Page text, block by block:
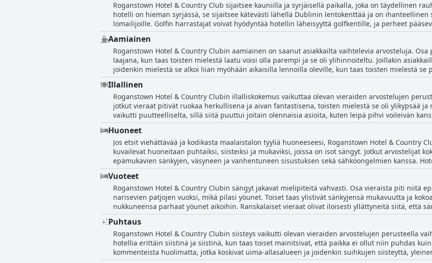
Roganstown Hotel & Country Club sijaitsee kauniilla ja syrjäisellä paikalla, joka on täydellinen
hotelli on hieman syrjässä, se sijaitsee kätevästi lähellä Dublinin lentokenttää ja on ihanteellinen
lomailijoille. Golfin harrastajat voivat hyödyntää hotellin läheisyyttä golfkentille, ja perheet
eläintarhaan. Sijainti on myös loistava niille, jotka haluavat tutustua Dubliniin, sillä kaupungin
ajomatkan päässä. Vieraiden on kuitenkin hyvä huomata, että hotellin löytäminen voi olla hieman
järjestelmät saattavat vaatia Eircode-postinumeron. Kaiken kaikkiaan Roganstown Hotel &
jotka etsivät kätevää sijaintia lähellä lentokenttää, mutta silti luonnonkauniiden maisemien
Aamiainen
Roganstown Hotel & Country Clubin aamiainen on saanut asiakkailta vaihtelevia arvosteluja.
laajana, kun taas toisten mielestä laatu voisi olla parempi ja se oli ylihinnoiteltu. Joillakin
joidenkin mielestä se alkoi liian myöhään aikaisilla lennoilla oleville, kun taas toisten mielestä se
jotka nauttivat aamiaisesta, kehuivat ruoan olevan poikkeuksellista ja täydellisesti valmistettua.
arvosteluja; jotkut asiakkaat kehuivat heidän ystävällisyyttään ja avuliaisuuttaan, kun taas toiset
pakkaamassa tavaroitaan asiakkaiden vielä syödessä. Loppujen lopuksi, vaikka Roganstown
hyviä ja huonoja puolia, illallinen sai erinomaisia arvosteluja.
Illallinen
Roganstown Hotel & Country Clubin illalliskokemus vaikuttaa olevan vieraiden arvostelujen
jotkut vieraat pitivät ruokaa herkullisena ja aivan fantastisena, toisten mielestä se oli ylikypsää ja
vaikutti puutteelliselta, sillä siitä puuttui joitain olennaisia asioita, kuten leipä pihvi voileivän
auki, ja joidenkin vieraiden piti syödä sen sijaan lounge-/baarialueella. Kuitenkin ne, joilla oli
ravintolan/baarin upeaa tunnelmaa sekä ystävällistä ja avuliasta henkilökuntaa. Vaikka illallinen
ateria korvasivat sen. Kaiken kaikkiaan Roganstown Hotel & Country Club näyttää tarjoavan
illalliskokemuksen.
Huoneet
Jos etsit viehättävää ja kodikasta maalaistalon tyyliä huoneeseesi, Roganstown Hotel & Country
kuvailevat huoneitaan puhtaiksi, siisteiksi ja mukaviksi, joissa on isot sängyt. Jotkut arvostelijat
epämukavien sänkyjen, väsyneen ja vanhentuneen sisustuksen sekä sähköongelmien kanssa.
perusteellisesta siivouksesta, jotta voitaisiin puuttua ongelmiin, kuten mustaan homeeseen
upeat näkymät ja ne ovat tilavia ja rauhallisia, toiset ovat kylmiä, niissä on pienet televisiot tai
seinät. Jotkut vieraat huomauttivat myös ilmastoinnin ja peittojen puutteesta. Kaiken kaikkiaan
toiset ovat yksinkertaisempia ja vanhanaikaisempia. Jos olet tarkka, kannattaa ehkä pyytää
varmistaaksesi nautinnollisemman oleskelun.
Vuoteet
Roganstown Hotel & Country Clubin sängyt jakavat mielipiteitä vahvasti. Osa vieraista piti niitä
narisevien patjojen vuoksi, mikä pilasi yöunet. Toiset taas ylistivät sänkyjensä mukavuutta ja
nukkuneensa parhaat yöunet aikoihin. Ranskalaiset vieraat olivat iloisesti yllättyneitä siitä, että
tavalliset mittansa. Jotkut kuitenkin pitivät sänkyjä pieninä ja päivityksen tarpeessa olevina.
vaikuttaa olevan epätasaista. Jotkut vieraat kokivat huoneet mukaviksi ja siisteiksi, ja rauhallinen
oleskelusta rentouttavan. Siitä huolimatta toiset olivat lopulta tyytymättömiä sänkyihin kuvaillen
huonolaatuisten patjojen ja tyynyjen vuoksi, jotka tuntuivat olevan täytetty lehdillä ja oksilla.
Puhtaus
Roganstown Hotel & Country Clubin siisteys vaikutti olevan vieraiden arvostelujen perusteella
hotellia erittäin siistinä ja siistinä, kun taas toiset mainitsivat, että paikka ei ollut niin puhdas
kommenteista huolimatta, jotka koskivat uima-allasalueen ja joidenkin suihkujen siisteyttä,